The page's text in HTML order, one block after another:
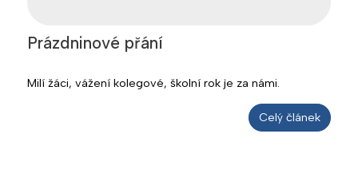
Prázdninové přání
Milí žáci, vážení kolegové, školní rok je za námi.
Celý článek